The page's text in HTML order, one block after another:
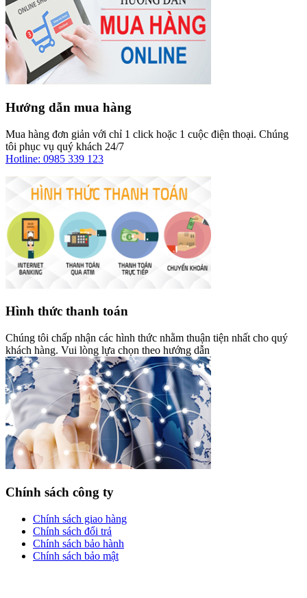
Hướng dẫn mua hàng
Mua hàng đơn giản với chỉ 1 click hoặc 1 cuộc điện thoại. Chúng
tôi phục vụ quý khách 24/7
Hotline: 0985 339 123
Hình thức thanh toán
Chúng tôi chấp nhận các hình thức nhằm thuận tiện nhất cho quý
khách hàng. Vui lòng lựa chọn theo hướng dẫn
Chính sách công ty
Chính sách giao hàng
Chính sách đổi trả
Chính sách bảo hành
Chính sách bảo mật